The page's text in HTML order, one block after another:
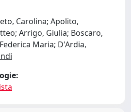
Carolina; Apolito,
Arrigo, Giulia; Boscaro,
Maria; D'Ardia,